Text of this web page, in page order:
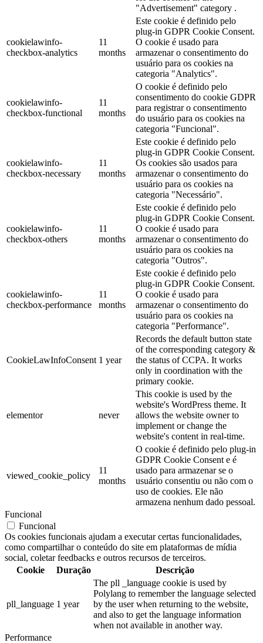
"Advertisement" category .
cookielawinfo-
checkbox-analytics
11
months
Este cookie é definido pelo
plug-in GDPR Cookie Consent.
O cookie é usado para
armazenar o consentimento do
usuário para os cookies na
categoria "Analytics".
cookielawinfo-
checkbox-functional
11
months
O cookie é definido pelo
consentimento do cookie GDPR
para registrar o consentimento
do usuário para os cookies na
categoria "Funcional".
cookielawinfo-
checkbox-necessary
11
months
Este cookie é definido pelo
plug-in GDPR Cookie Consent.
Os cookies são usados para
armazenar o consentimento do
usuário para os cookies na
categoria "Necessário".
cookielawinfo-
checkbox-others
11
months
Este cookie é definido pelo
plug-in GDPR Cookie Consent.
O cookie é usado para
armazenar o consentimento do
usuário para os cookies na
categoria "Outros".
cookielawinfo-
checkbox-performance
11
months
Este cookie é definido pelo
plug-in GDPR Cookie Consent.
O cookie é usado para
armazenar o consentimento do
usuário para os cookies na
categoria "Performance".
CookieLawInfoConsent 1 year
Records the default button state
of the corresponding category &
the status of CCPA. It works
only in coordination with the
primary cookie.
elementor never
This cookie is used by the
website's WordPress theme. It
allows the website owner to
implement or change the
website's content in real-time.
viewed_cookie_policy
11
months
O cookie é definido pelo plug-in
GDPR Cookie Consent e é
usado para armazenar se o
usuário consentiu ou não com o
uso de cookies. Ele não
armazena nenhum dado pessoal.
Funcional
Funcional
Os cookies funcionais ajudam a executar certas funcionalidades,
como compartilhar o conteúdo do site em plataformas de mídia
social, coletar feedbacks e outros recursos de terceiros.
Cookie
Duração Descrição
pll_language 1 year
The pll _language cookie is used by
Polylang to remember the language selected
by the user when returning to the website,
and also to get the language information
when not available in another way.
Performance